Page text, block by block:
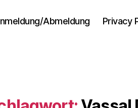
Abmeldung Privacy